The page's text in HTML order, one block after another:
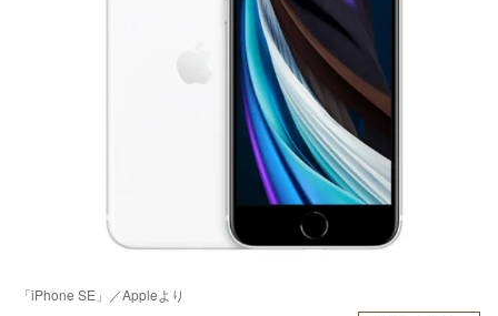
「iPhone SE」／Appleより